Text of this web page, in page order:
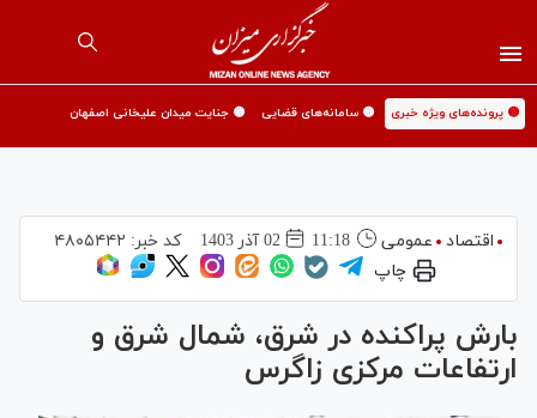
🟡 پرونده‌های ویژه خبری 🟡 سامانه‌های قضایی 🟡 جنایت میدان علیخانی اصفهان
اقتصاد عمومی 11:18 02 آذر 1403 کد خبر: ۴۸۰۵۴۴۲
چاپ
بارش پراکنده در شرق، شمال شرق و
ارتفاعات مرکزی زاگرس